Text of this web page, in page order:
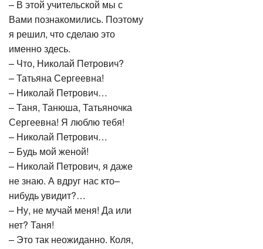
– В этой учительской мы с
Вами познакомились. Поэтому
я решил, что сделаю это
именно здесь.
– Что, Николай Петрович?
– Татьяна Сергеевна!
– Николай Петрович…
– Таня, Танюша, Татьяночка
Сергеевна! Я люблю тебя!
– Николай Петрович…
– Будь мой женой!
– Николай Петрович, я даже
не знаю. А вдруг нас кто–
нибудь увидит?…
– Ну, не мучай меня! Да или
нет? Таня!
– Это так неожиданно. Коля,